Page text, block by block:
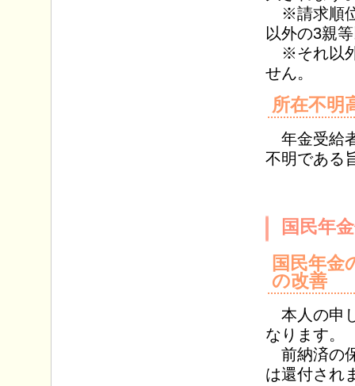
※請求順位
以外の3親
※それ以外
せん。
所在不明
年金受給
不明である
国民年
国民年金
の改善
本人の申
なります。
前納済の
は還付され